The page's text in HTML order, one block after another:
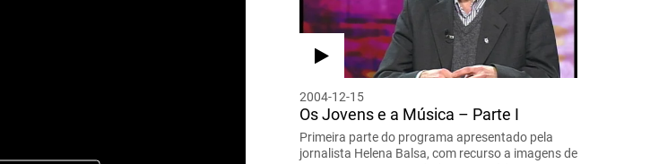
2004-12-15
Os Jovens e a Música – Parte I
Primeira parte do programa apresentado pela
jornalista Helena Balsa, com recurso a imagens de